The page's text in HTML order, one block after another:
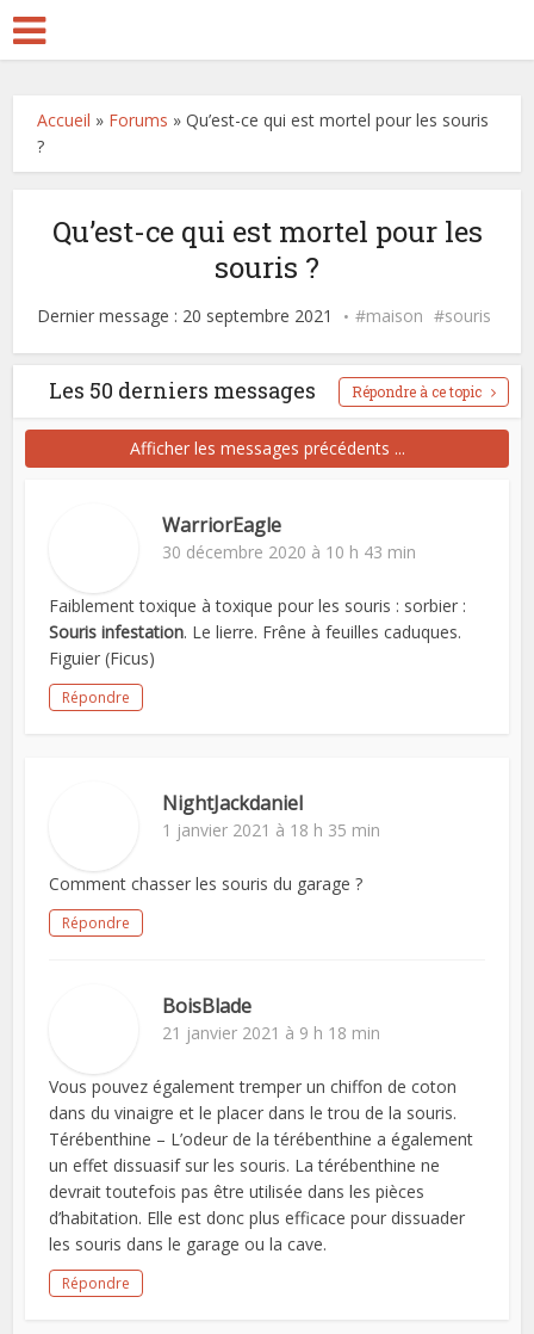
Accueil » Forums »Qu’est-ce qui est mortel pour les souris
?
Qu’est-ce qui est mortel pour les
souris ?
Dernier message : 20 septembre 2021 maison souris
Les 50 derniers messages Répondre à ce topic
Afficher les messages précédents ...
WarriorEagle
30 décembre 2020 à 10 h 43 min
Faiblement toxique à toxique pour les souris : sorbier :
Souris infestation. Le lierre. Frêne à feuilles caduques.
Figuier (Ficus)
Répondre
NightJackdaniel
1 janvier 2021 à 18 h 35 min
Comment chasser les souris du garage ?
Répondre
BoisBlade
21 janvier 2021 à 9 h 18 min
Vous pouvez également tremper un chiffon de coton
dans du vinaigre et le placer dans le trou de la souris.
Térébenthine – L’odeur de la térébenthine a également
un effet dissuasif sur les souris. La térébenthine ne
devrait toutefois pas être utilisée dans les pièces
d’habitation. Elle est donc plus efficace pour dissuader
les souris dans le garage ou la cave.
Répondre